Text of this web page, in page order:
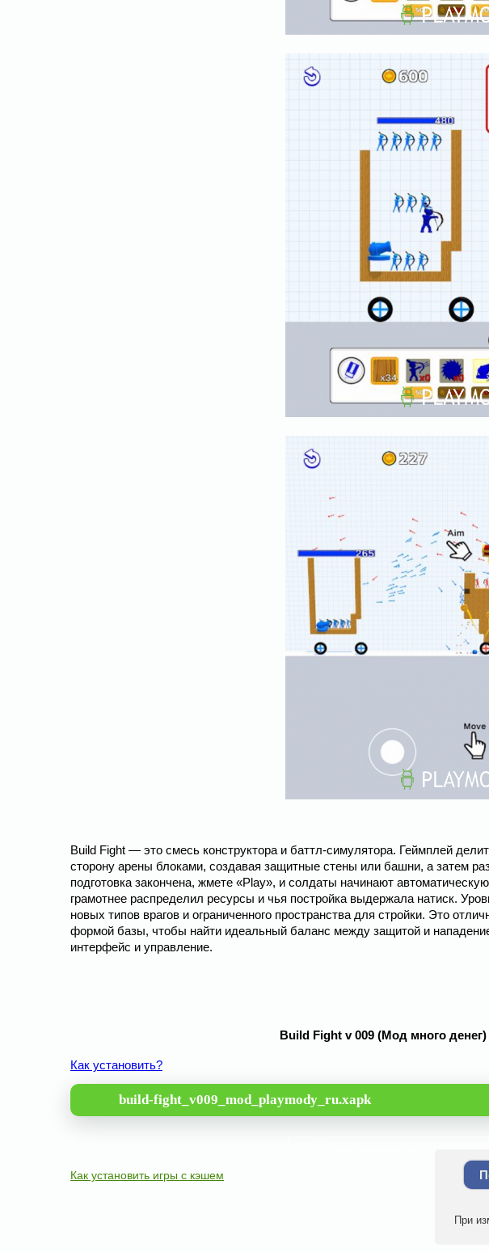
Build Fight ― это смесь конструктора и баттл-симулятора. Геймплей
сторону арены блоками, создавая защитные стены или башни, а затем
подготовка закончена, жмете «Play», и солдаты начинают
грамотнее распределил ресурсы и чья постройка выдержала натиск.
новых типов врагов и ограниченного пространства для стройки. Это
формой базы, чтобы найти идеальный баланс между защитой и
интерфейс и управление.
Build Fight v 009 (Мод много
Как установить?
build-fight_v009_mod_playmody_ru.xapk
Как установить игры с кэшем
При